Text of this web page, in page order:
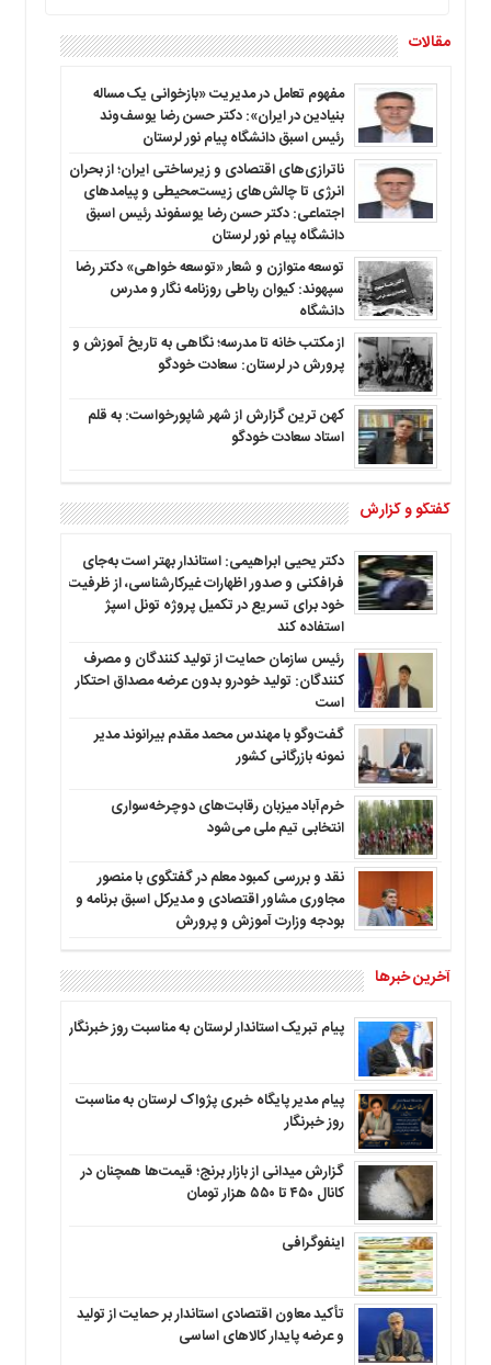
مقالات
مفهوم تعامل در مدیریت «بازخوانی یک مساله
بنیادین در ایران»: دکتر حسن رضا یوسف‌وند
رئیس اسبق دانشگاه پیام نور لرستان
ناترازی‌های اقتصادی و زیرساختی ایران؛ از بحران
انرژی تا چالش‌های زیست‌محیطی و پیامدهای
اجتماعی: دکتر حسن رضا یوسفوند رئیس اسبق
دانشگاه پیام نور لرستان
توسعه متوازن و شعار «توسعه خواهی» دکتر رضا
سپهوند: کیوان رباطی روزنامه نگار و مدرس
دانشگاه
از مکتب خانه تا مدرسه؛ نگاهی به تاریخ آموزش و
پرورش در لرستان: سعادت خودگو
کهن ترین گزارش از شهر شاپورخواست: به قلم
استاد سعادت خودگو
گفتگو و گزارش
دکتر یحیی ابراهیمی: استاندار بهتر است به‌جای
فرافکنی و صدور اظهارات غیرکارشناسی، از ظرفیت
خود برای تسریع در تکمیل پروژه تونل اسپژ
استفاده کند
رئیس سازمان حمایت از تولید کنندگان و مصرف
کنندگان: تولید خودرو بدون عرضه مصداق احتکار
است
گفت‌وگو با مهندس محمد مقدم بیرانوند مدیر
نمونه بازرگانی کشور
خرم‌آباد میزبان رقابت‌های دوچرخه‌سواری
انتخابی تیم ملی می‌شود
نقد و بررسی کمبود معلم در گفتگوی با منصور
مجاوری مشاور اقتصادی و مدیرکل اسبق برنامه و
بودجه وزارت آموزش و پرورش
آخرین خبرها
پیام تبریک استاندار لرستان به‌ مناسبت روز خبرنگار
پیام مدیر پایگاه خبری پژواک لرستان به مناسبت
روز خبرنگار
گزارش میدانی از بازار برنج؛ قیمت‌ها همچنان در
کانال ۴۵۰ تا ۵۵۰ هزار تومان
اینفوگرافی
تأکید معاون اقتصادی استاندار بر حمایت از تولید
و عرضه پایدار کالاهای اساسی